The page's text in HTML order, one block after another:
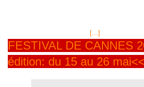
[…]
FESTIVAL DE CANNES
édition: du 15 au 26 mai<<